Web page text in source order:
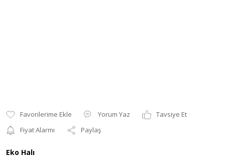
Yorum Yaz
Tavsiye Et
Fiyat Alarmı
Paylaş
Eko Halı